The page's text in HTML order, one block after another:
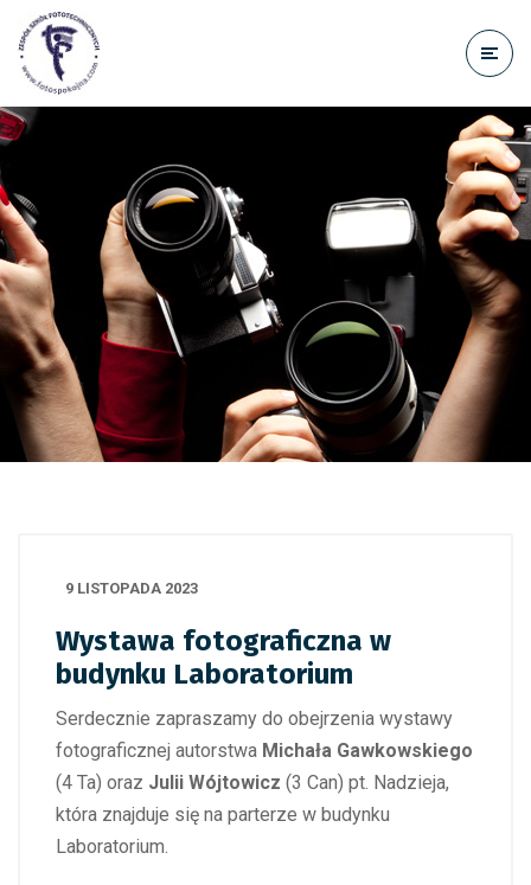
treści
9 LISTOPADA 2023
Wystawa fotograficzna w
budynku Laboratorium
Serdecznie zapraszamy do obejrzenia wystawy
fotograficznej autorstwa Michała Gawkowskiego
(4 Ta) oraz Julii Wójtowicz (3 Can) pt. Nadzieja,
która znajduje się na parterze w budynku
Laboratorium.